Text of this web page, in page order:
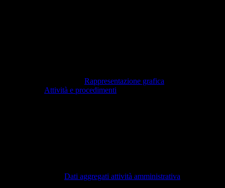
Rappresentazione grafica
Attività e procedimenti
Dati aggregati attività amministrativa